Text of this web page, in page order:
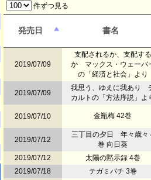
件ずつ見る
発売日 書名
2019/07/09
支配されるか、支配する
か マックス・ウェーバ
の「経済と社会」より
2019/07/09
我思う、ゆえに我あり
カルトの「方法序説」よ
2019/07/10 金瓶梅 42巻
2019/07/12
三丁目の夕日 年々歳々
巻 向日葵
2019/07/12
太陽の黙示録 4巻
2019/07/18
テガミバチ 3巻